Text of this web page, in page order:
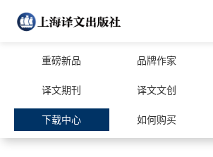
重磅新品 品牌作家
译文期刊 译文文创
下载中心 如何购买